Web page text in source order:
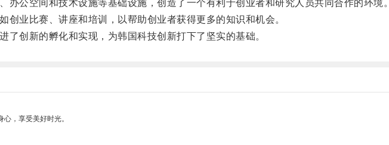
公空间和技术设施等基础设施，创造了一个有利于创业者和研究人员共同合作的环境。
业比赛、讲座和培训，以帮助创业者获得更多的知识和机会。
创新的孵化和实现，为韩国科技创新打下了坚实的基础。
，享受美好时光。